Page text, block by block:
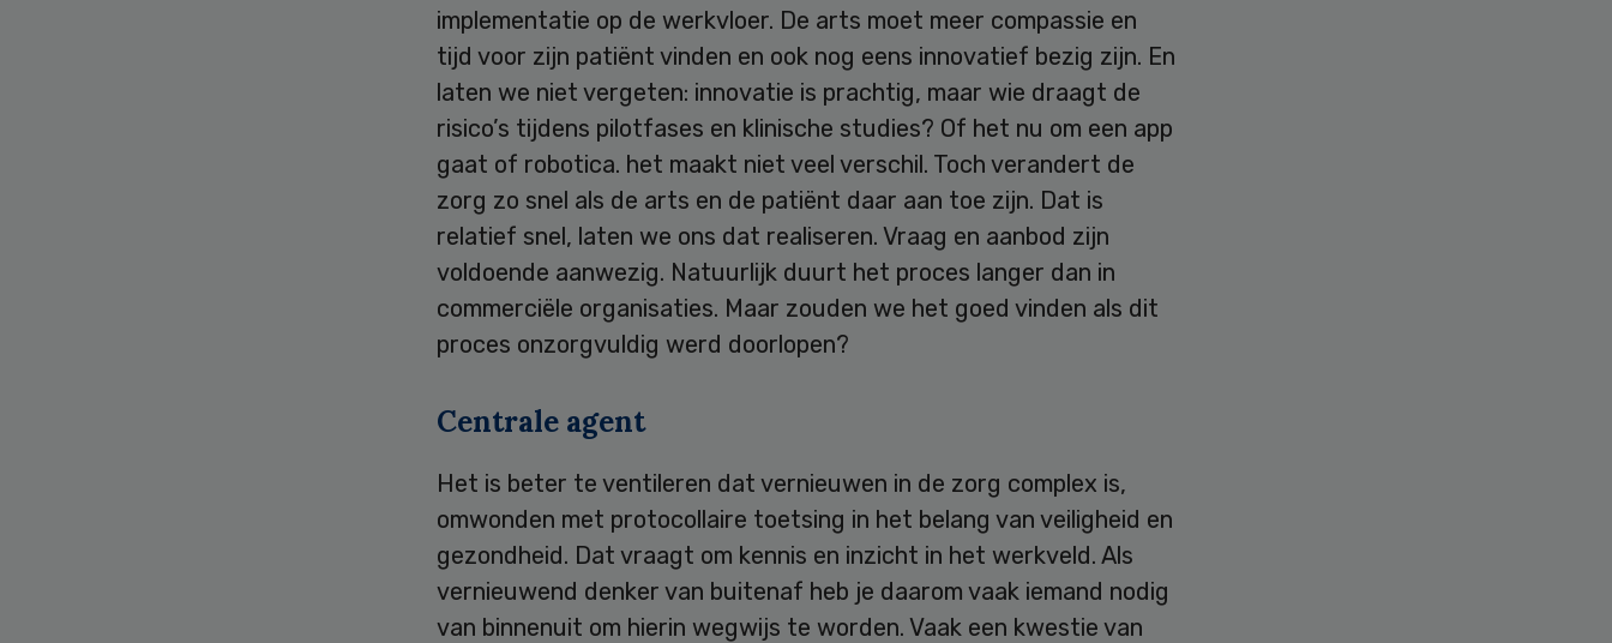
implementatie op de werkvloer. De arts moet meer compassie en
tijd voor zijn patiënt vinden en ook nog eens innovatief bezig zijn. En
laten we niet vergeten: innovatie is prachtig, maar wie draagt de
risico’s tijdens pilotfases en klinische studies? Of het nu om een app
gaat of robotica. het maakt niet veel verschil. Toch verandert de
zorg zo snel als de arts en de patiënt daar aan toe zijn. Dat is
relatief snel, laten we ons dat realiseren. Vraag en aanbod zijn
voldoende aanwezig. Natuurlijk duurt het proces langer dan in
commerciële organisaties. Maar zouden we het goed vinden als dit
proces onzorgvuldig werd doorlopen?
Centrale agent
Het is beter te ventileren dat vernieuwen in de zorg complex is,
omwonden met protocollaire toetsing in het belang van veiligheid en
gezondheid. Dat vraagt om kennis en inzicht in het werkveld. Als
vernieuwend denker van buitenaf heb je daarom vaak iemand nodig
van binnenuit om hierin wegwijs te worden. Vaak een kwestie van